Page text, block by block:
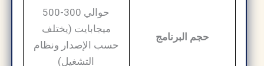
حجم البرنامج
حوالي 300-500
ميجابايت (يختلف
حسب الإصدار ونظام
التشغيل)